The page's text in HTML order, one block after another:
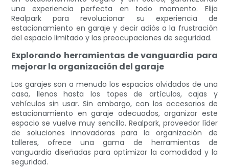
una experiencia perfecta en todo momento. Elija
Realpark para revolucionar su experiencia de
estacionamiento en garaje y decir adiós a la frustración
del espacio limitado y las preocupaciones de seguridad.
Explorando herramientas de vanguardia para
mejorar la organización del garaje
Los garajes son a menudo los espacios olvidados de una
casa, llenos hasta los topes de artículos, cajas y
vehículos sin usar. Sin embargo, con los accesorios de
estacionamiento en garaje adecuados, organizar este
espacio se vuelve muy sencillo. Realpark, proveedor líder
de soluciones innovadoras para la organización de
talleres, ofrece una gama de herramientas de
vanguardia diseñadas para optimizar la comodidad y la
seguridad.